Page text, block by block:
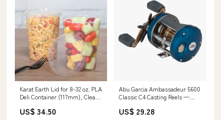
Karat Earth Lid for 8-32 oz. PLA
Deli Container (117mm), Clear -
US$ 34.50
Abu Garcia Ambassadeur 5600
Classic C4 Casting Reels —
US$ 29.28